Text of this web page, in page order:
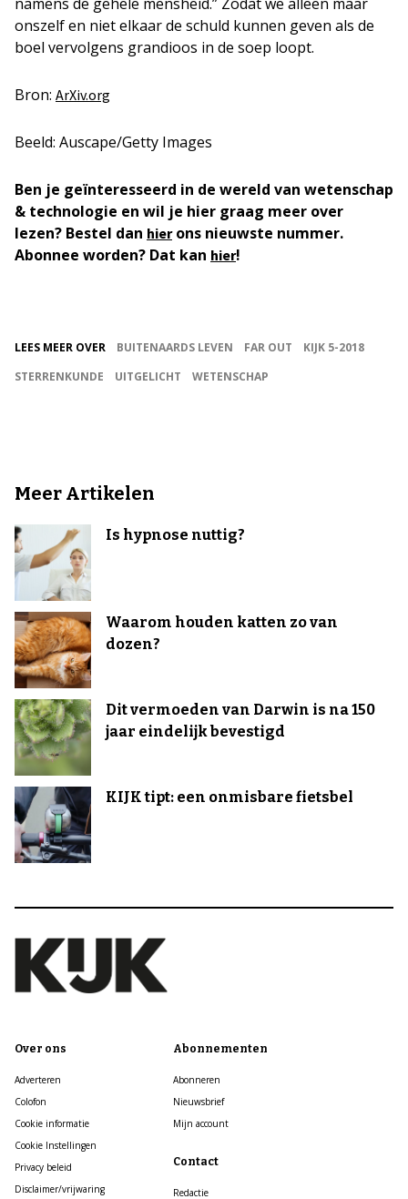
onszelf en niet elkaar de schuld kunnen geven als de
boel vervolgens grandioos in de soep loopt.
Bron: ArXiv.org
Beeld: Auscape/Getty Images
Ben je geïnteresseerd in de wereld van wetenschap
& technologie en wil je hier graag meer over
lezen? Bestel dan hierons nieuwste nummer.
Abonnee worden? Dat kan hier!
LEES MEER OVER BUITENAARDS LEVEN FAR OUT
KIJK 5-2018
STERRENKUNDE
UITGELICHT WETENSCHAP
Meer Artikelen
Is hypnose nuttig?
Waarom houden katten zo van
dozen?
Dit vermoeden van Darwin is na 150
jaar eindelijk bevestigd
KIJK tipt: een onmisbare fietsbel
Over ons
Adverteren
Colofon
Cookie informatie
Cookie Instellingen
Privacy beleid
Disclaimer/vrijwaring
Abonnementen
Abonneren
Nieuwsbrief
Mijn account
Contact
Redactie